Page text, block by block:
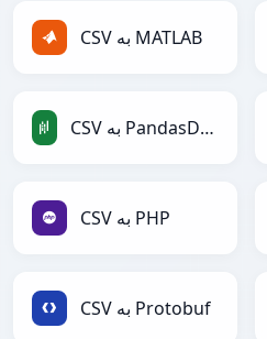
CSV به MATLAB
CSV به PandasDataFrame
CSV به PHP
CSV به Protobuf